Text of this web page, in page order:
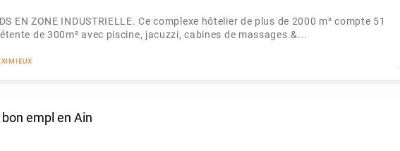
EN ZONE INDUSTRIELLE. Ce complexe hôtelier de plus de 2000 m² compte 51
de 300m² avec piscine, jacuzzi, cabines de massages.&...
empl en Ain